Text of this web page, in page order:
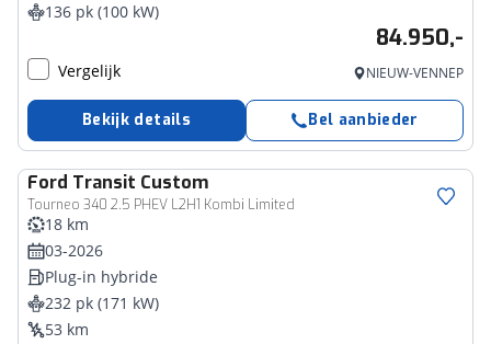
136 pk (100 kW)
84.950,-
Vergelijk NIEUW-VENNEP
Bekijk details Bel aanbieder
Ford Transit Custom
Tourneo 340 2.5 PHEV L2H1 Kombi Limited
Bedrijfswagen
18 km
03-2026
Plug-in hybride
232 pk (171 kW)
53 km